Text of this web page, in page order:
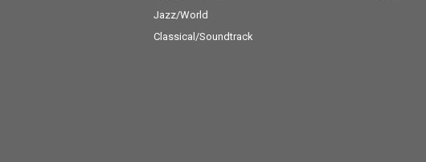
Jazz/World
Classical/Soundtrack